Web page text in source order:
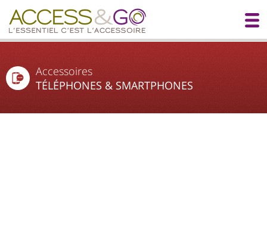
Accessoires
TÉLÉPHONES & SMARTPHONES